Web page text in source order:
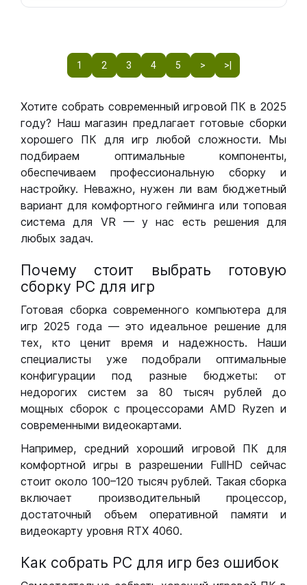
1 2 3 4 5 > >|
Хотите собрать современный игровой ПК в 2025
году? Наш магазин предлагает готовые сборки
хорошего ПК для игр любой сложности. Мы
подбираем оптимальные компоненты,
обеспечиваем профессиональную сборку и
настройку. Неважно, нужен ли вам бюджетный
вариант для комфортного гейминга или топовая
система для VR — у нас есть решения для
любых задач.
Почему стоит выбрать готовую
сборку РС для игр
Готовая сборка современного компьютера для
игр 2025 года — это идеальное решение для
тех, кто ценит время и надежность. Наши
специалисты уже подобрали оптимальные
конфигурации под разные бюджеты: от
недорогих систем за 80 тысяч рублей до
мощных сборок с процессорами AMD Ryzen и
современными видеокартами.
Например, средний хороший игровой ПК для
комфортной игры в разрешении FullHD сейчас
стоит около 100–120 тысяч рублей. Такая сборка
включает производительный процессор,
достаточный объем оперативной памяти и
видеокарту уровня RTX 4060.
Как собрать РС для игр без ошибок